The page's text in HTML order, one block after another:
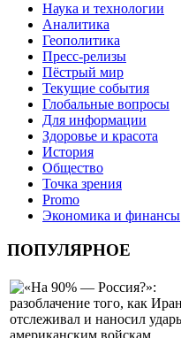
Наука и технологии
Аналитика
Геополитика
Пресс-релизы
Пёстрый мир
Текущие события
Глобальные вопросы
Для информации
Здоровье и красота
История
Общество
Точка зрения
Promo
Экономика и финансы
ПОПУЛЯРНОЕ